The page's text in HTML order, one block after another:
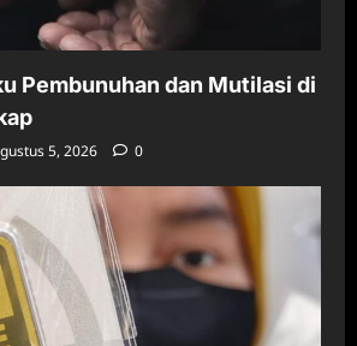
Pembunuhan dan Mutilasi di
5, 2026 0